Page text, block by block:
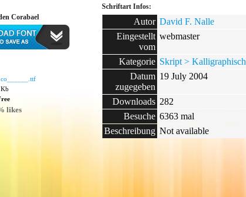
Corabael
co______.ttf
likes
Schriftart Infos:
Autor David F. Nalle
Eingestellt
vom
webmaster
Kategorie Skript > Kalligraphisch
Datum
zugegeben
19 July 2004
Downloads 282
Besuche 6363 mal
Beschreibung Not available